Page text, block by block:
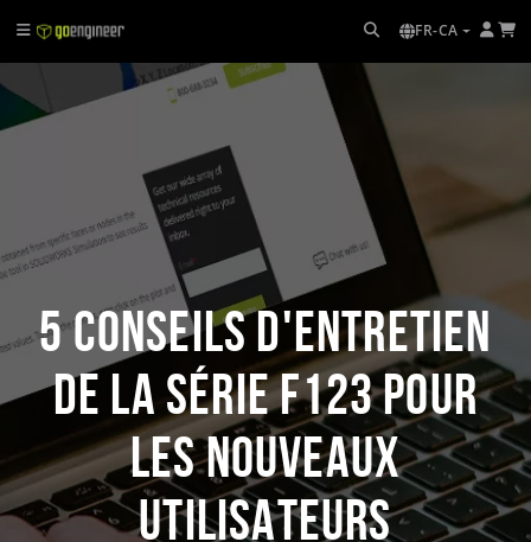
FR-CA
5 conseils d'entretien
de la série F123 pour
les nouveaux
utilisateurs